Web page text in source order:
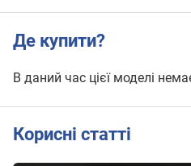
Де купити?
В даний час цієї моделі
Корисні статті